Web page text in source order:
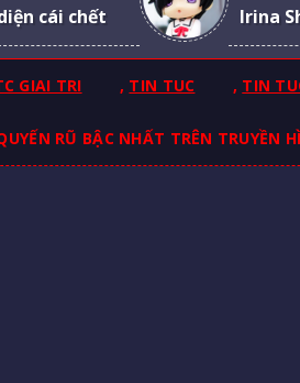
cái chết
Irina
GIAI TRI , TIN TUC , TIN
RŨ BẬC NHẤT TRÊN TRUYỀN